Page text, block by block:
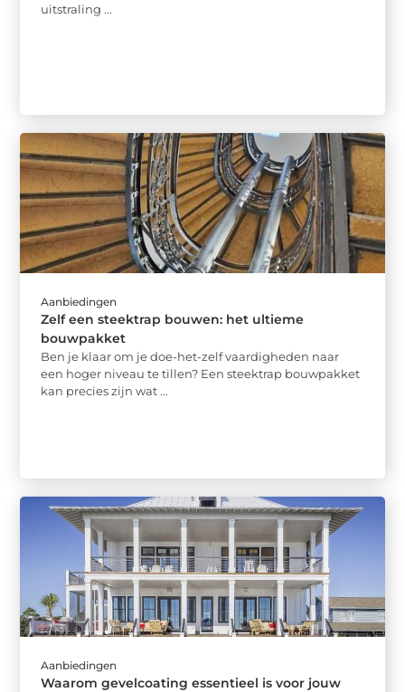
uitstraling ...
Aanbiedingen
Zelf een steektrap bouwen: het ultieme
bouwpakket
Ben je klaar om je doe-het-zelf vaardigheden naar
een hoger niveau te tillen? Een steektrap bouwpakket
kan precies zijn wat ...
Aanbiedingen
Waarom gevelcoating essentieel is voor jouw